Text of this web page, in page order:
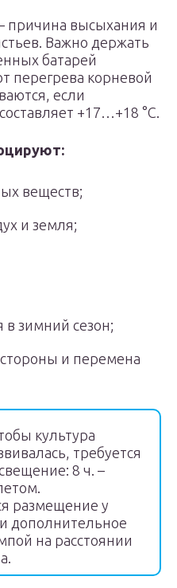
причина высыхания и
Важно держать
батарей
перегрева корневой
если
+17…+18 °C.
веществ;
и земля;
зимний сезон;
и перемена
культура
требуется
8 ч. –
размещение у
дополнительное
на расстоянии